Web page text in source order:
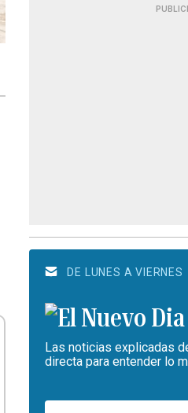
DE LUNES A VIERNES
Las noticias explicadas
directa para entender lo